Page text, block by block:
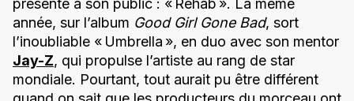
présente à son public : « Rehab ». La même
année, sur l’album Good Girl Gone Bad, sort
l’inoubliable « Umbrella », en duo avec son mentor
Jay-Z, qui propulse l’artiste au rang de star
mondiale. Pourtant, tout aurait pu être différent